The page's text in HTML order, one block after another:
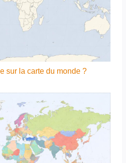
sur la carte du monde ?